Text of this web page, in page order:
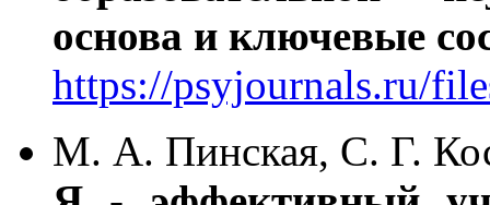
основа и ключевые
https://psyjournals.ru/
М. А. Пинская, С. Г.